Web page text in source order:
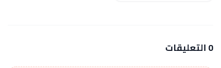
0 التعليقات